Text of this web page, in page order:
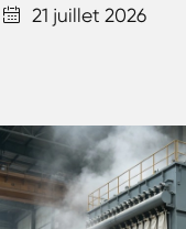
 21 juillet 2026